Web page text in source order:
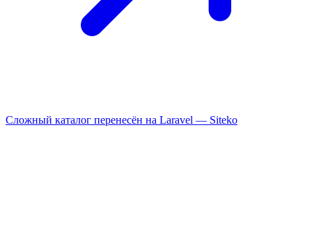
Сложный каталог перенесён на Laravel — Siteko